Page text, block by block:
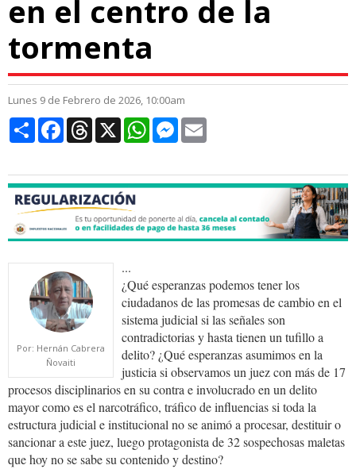
en el centro de la
tormenta
Lunes 9 de Febrero de 2026, 10:00am
CompartirFacebookThreads
X WhatsAppMessenger
Por: Hernán Cabrera
Ñovaiti
...
¿Qué esperanzas podemos tener los
ciudadanos de las promesas de cambio en el
sistema judicial si las señales son
contradictorias y hasta tienen un tufillo a
delito? ¿Qué esperanzas asumimos en la
justicia si observamos un juez con más de 17
procesos disciplinarios en su contra e involucrado en un delito
mayor como es el narcotráfico, tráfico de influencias si toda la
estructura judicial e institucional no se animó a procesar, destituir o
sancionar a este juez, luego protagonista de 32 sospechosas maletas
que hoy no se sabe su contenido y destino?